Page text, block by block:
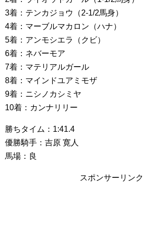
3着：テンカジョウ（2-1/2馬身）
4着：マーブルマカロン（ハナ）
5着：アンモシエラ（クビ）
6着：ネバーモア
7着：マテリアルガール
8着：マインドユアミモザ
9着：ニシノカシミヤ
10着：カンナリリー
勝ちタイム：1:41.4
優勝騎手：吉原 寛人
馬場：良
スポンサーリンク